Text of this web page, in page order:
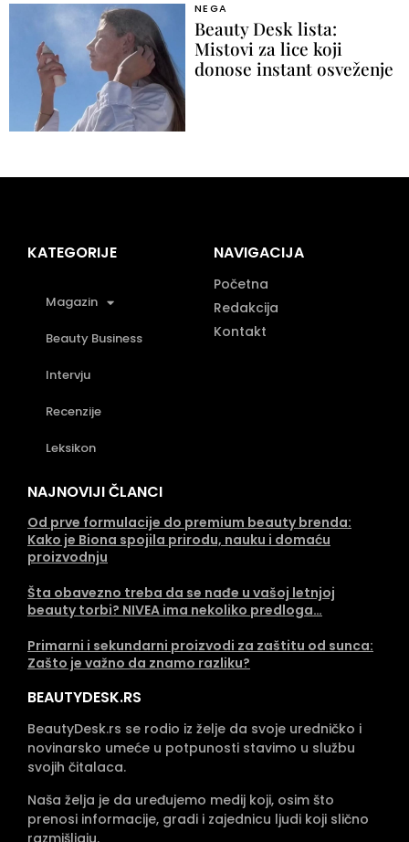
NEGA
Beauty Desk lista:
Mistovi za lice koji
donose instant osveženje
KATEGORIJE
Magazin
Beauty Business
Intervju
Recenzije
Leksikon
NAVIGACIJA
Početna
Redakcija
Kontakt
NAJNOVIJI ČLANCI
Od prve formulacije do premium beauty brenda:
Kako je Biona spojila prirodu, nauku i domaću
proizvodnju
Šta obavezno treba da se nađe u vašoj letnjoj
beauty torbi? NIVEA ima nekoliko predloga…
Primarni i sekundarni proizvodi za zaštitu od sunca:
Zašto je važno da znamo razliku?
BEAUTYDESK.RS
BeautyDesk.rs se rodio iz želje da svoje uredničko i
novinarsko umeće u potpunosti stavimo u službu
svojih čitalaca.
Naša želja je da uređujemo medij koji, osim što
prenosi informacije, gradi i zajednicu ljudi koji slično
razmišljaju.